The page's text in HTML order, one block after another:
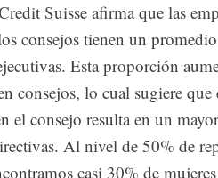
Suisse afirma que las
consejos tienen un
Esta proporción
consejos, lo cual sugiere
el consejo resulta en un
Al nivel de 50% de
casi 30% de